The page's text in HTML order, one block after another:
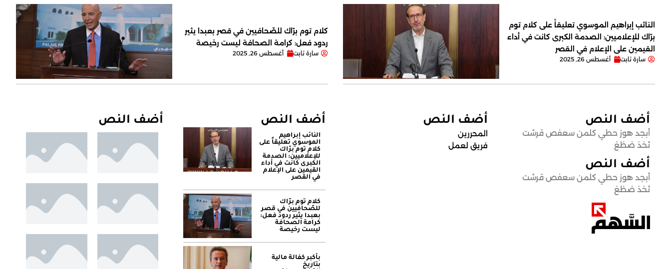
النائب إبراهيم الموسوي تعليقاً على كلام توم
برّاك للإعلاميين: الصدمة الكبرى كانت في أداء
القيمين على ‏الإعلام في القصر
سارة تابت أغسطس 26, 2025
كلام توم برّاك للصّحافيين في قصر بعبدا يثير
ردود فعل: كرامة الصحافة ليست رخيصة
سارة تابت أغسطس 26, 2025
أضف النص
أبجد هوز حطي كلمن سعفص قرشت
ثخذ ضظغ
أضف النص
أبجد هوز حطي كلمن سعفص قرشت
ثخذ ضظغ
أضف النص
المحررين
فريق لعمل
أضف النص
النائب إبراهيم
الموسوي تعليقاً على
كلام توم برّاك
للإعلاميين: الصدمة
الكبرى كانت في أداء
القيمين على ‏الإعلام
في القصر
كلام توم برّاك
للصّحافيين في قصر
بعبدا يثير ردود فعل:
كرامة الصحافة
ليست رخيصة
بأكبر كفالة مالية
بتاريخ
أضف النص